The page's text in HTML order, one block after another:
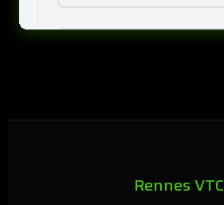
Rennes VTC